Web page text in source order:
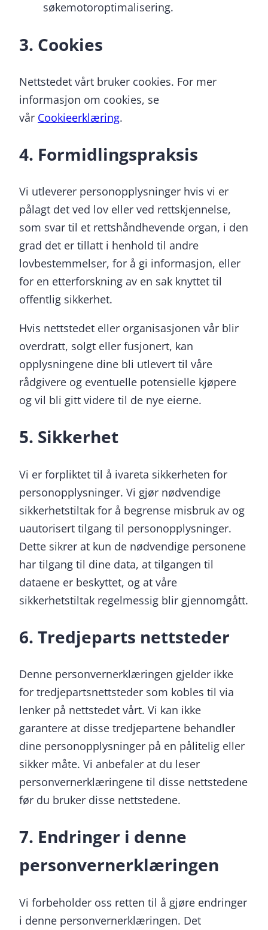
søkemotoroptimalisering.
3. Cookies
Nettstedet vårt bruker cookies. For mer
informasjon om cookies, se
vår Cookieerklæring.
4. Formidlingspraksis
Vi utleverer personopplysninger hvis vi er
pålagt det ved lov eller ved rettskjennelse,
som svar til et rettshåndhevende organ, i den
grad det er tillatt i henhold til andre
lovbestemmelser, for å gi informasjon, eller
for en etterforskning av en sak knyttet til
offentlig sikkerhet.
Hvis nettstedet eller organisasjonen vår blir
overdratt, solgt eller fusjonert, kan
opplysningene dine bli utlevert til våre
rådgivere og eventuelle potensielle kjøpere
og vil bli gitt videre til de nye eierne.
5. Sikkerhet
Vi er forpliktet til å ivareta sikkerheten for
personopplysninger. Vi gjør nødvendige
sikkerhetstiltak for å begrense misbruk av og
uautorisert tilgang til personopplysninger.
Dette sikrer at kun de nødvendige personene
har tilgang til dine data, at tilgangen til
dataene er beskyttet, og at våre
sikkerhetstiltak regelmessig blir gjennomgått.
6. Tredjeparts nettsteder
Denne personvernerklæringen gjelder ikke
for tredjepartsnettsteder som kobles til via
lenker på nettstedet vårt. Vi kan ikke
garantere at disse tredjepartene behandler
dine personopplysninger på en pålitelig eller
sikker måte. Vi anbefaler at du leser
personvernerklæringene til disse nettstedene
før du bruker disse nettstedene.
7. Endringer i denne
personvernerklæringen
Vi forbeholder oss retten til å gjøre endringer
i denne personvernerklæringen. Det